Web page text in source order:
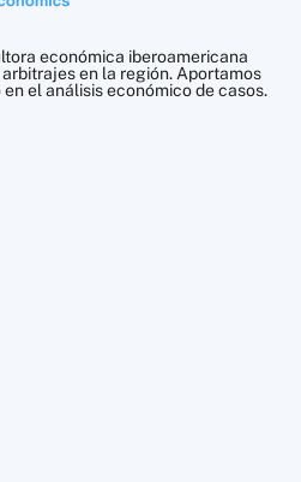
económica iberoamericana
en la región. Aportamos
el análisis económico de casos.